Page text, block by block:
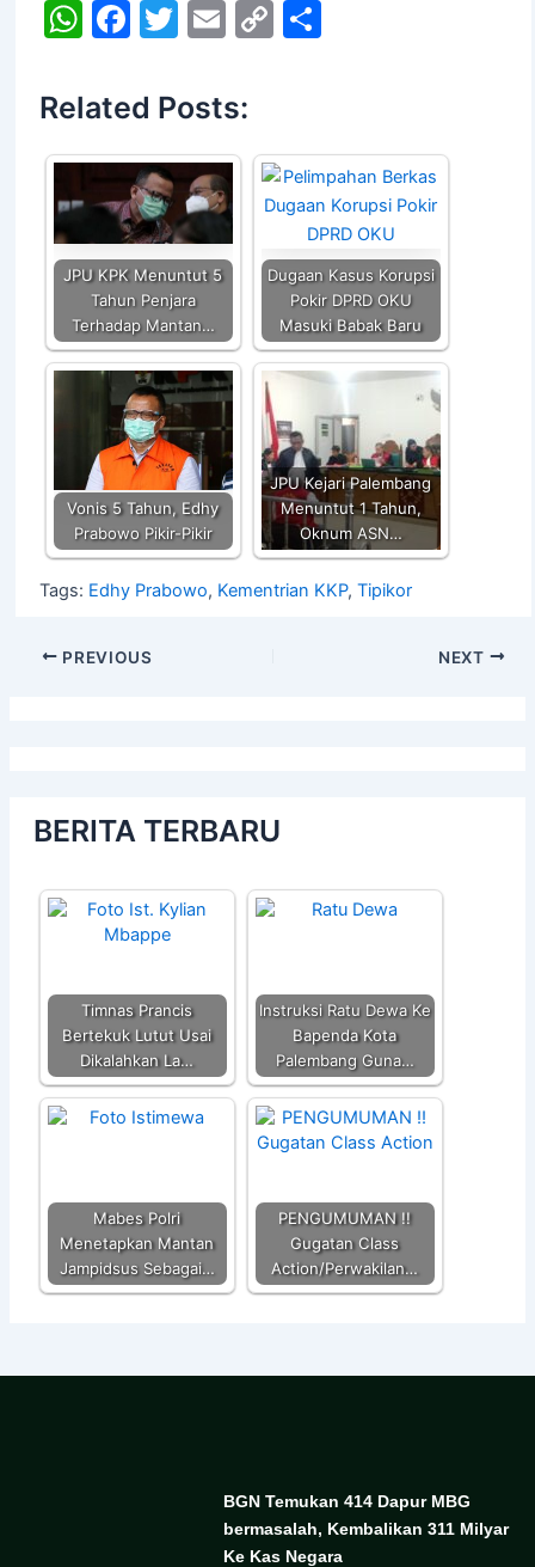
W
at
s
A
p
p
F
c
e
b
o
o
k
T
itt
er
E
ai
l
C
Li
n
k
S
Related Posts:
JPU KPK Menuntut 5
Tahun Penjara
Terhadap Mantan…
Dugaan Kasus Korupsi
Pokir DPRD OKU
Masuki Babak Baru
Vonis 5 Tahun, Edhy
Prabowo Pikir-Pikir
JPU Kejari Palembang
Menuntut 1 Tahun,
Oknum ASN…
Tags: Edhy Prabowo, Kementrian KKP, Tipikor
PREVIOUS NEXT
BERITA TERBARU
Timnas Prancis
Bertekuk Lutut Usai
Dikalahkan La…
Instruksi Ratu Dewa Ke
Bapenda Kota
Palembang Guna…
Mabes Polri
Menetapkan Mantan
Jampidsus Sebagai…
PENGUMUMAN !!
Gugatan Class
Action/Perwakilan…
BGN Temukan 414 Dapur MBG
bermasalah, Kembalikan 311 Milyar
Ke Kas Negara